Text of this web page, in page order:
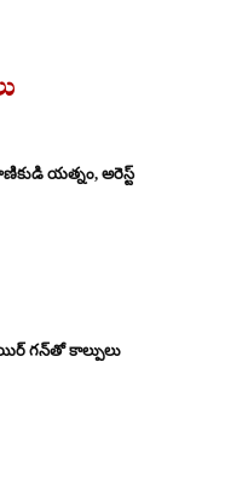
యత్నం, అరెస్ట్
గన్‌తో కాల్పులు